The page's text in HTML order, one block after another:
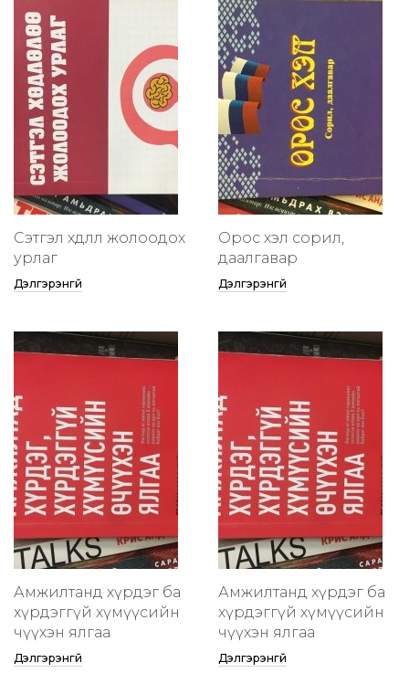
Сэтгэл хөдлөлөө жолоодох
урлаг
Дэлгэрэнгүй
Орос хэл сорил,
даалгавар
Дэлгэрэнгүй
Амжилтанд хүрдэг ба
хүрдэггүй хүмүүсийн
өчүүхэн ялгаа
Дэлгэрэнгүй
Амжилтанд хүрдэг ба
хүрдэггүй хүмүүсийн
өчүүхэн ялгаа
Дэлгэрэнгүй